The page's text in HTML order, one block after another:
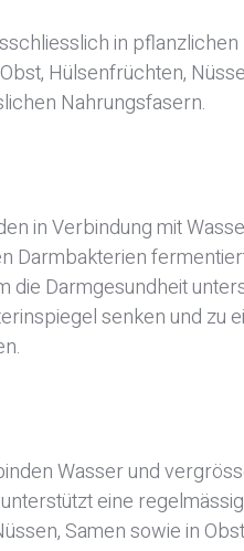
in
Hülsenfrüchten,
Nahrungsfasern.
in Verbindung mit
Darmbakterien
die Darmgesundheit
senken und zu
Wasser und
eine
Samen sowie in